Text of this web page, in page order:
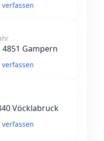
Gampern
Vöcklabruck